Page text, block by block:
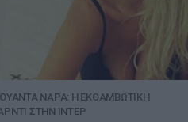
ΝΑΡΑ: Η ΕΚΘΑΜΒΩΤΙΚΗ
ΣΤΗΝ ΙΝΤΕΡ